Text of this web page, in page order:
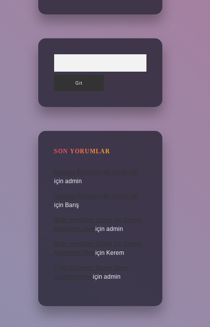
SON YORUMLAR
Kanada Bağımsız Bir Devlet Mi
için admin
Kanada Bağımsız Bir Devlet Mi
için Barış
Ifade Verdikten Sonra Ne Zaman
Mahkeme Olur için admin
Ifade Verdikten Sonra Ne Zaman
Mahkeme Olur için Kerem
Uyku Düzenim Bozuk Nasıl
Düzeltebilirim
için admin